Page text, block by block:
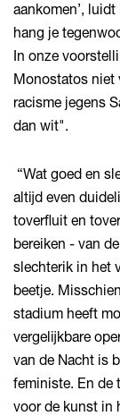
aankomen’,
hang je
In onze
Monostatos niet
racisme jegens
dan wit".
“Wat goed en
altijd even
toverfluit en
bereiken - van
slechterik in het
beetje.
stadium heeft
vergelijkbare
van de Nacht is
feministe. En de
voor de kunst in